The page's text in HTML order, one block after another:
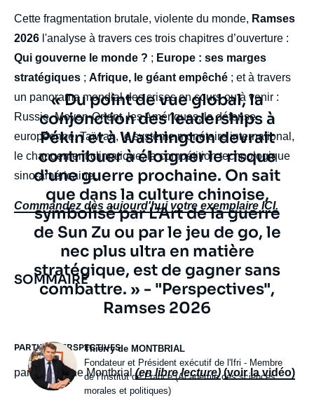
Cette fragmentation brutale, violente du monde, Ramses
2026 l'analyse à travers ces trois chapitres d’ouverture :
Qui gouverne le monde ? ; Europe : ses marges
stratégiques ; Afrique, le géant empêché ; et à travers
un panorama mondial des crises en cours ou à venir :
Russie, Moyen-Orient, les Amériques, la défense
européenne, Taïwan, le système monétaire international,
le changement climatique, la compétition technologique
sino-américaine…
Commandez dès aujourd'hui votre exemplaire ICI.
Texte
citation
« Du point de vue global, la
conjonction des leaderships à
Pékin et à Washington devrait
contribuer à éloigner le risque
d’une guerre prochaine. On sait
que dans la culture chinoise,
symbolisé par L’Art de la guerre
de Sun Zu ou par le jeu de go, le
nec plus ultra en matière
stratégique, est de gagner sans
combattre. » - "Perspectives",
Ramses 2026
Photo
Thierry de MONTBRIAL
Intitulé
du
poste
Fondateur et Président exécutif de l'Ifri - Membre
de l’Institut de France (Académie des sciences
morales et politiques)
body
SOMMAIRE
PARTIE 1 : PERSPECTIVES
par Thierry de Montbrial(en libre lecture) (voir la vidéo)